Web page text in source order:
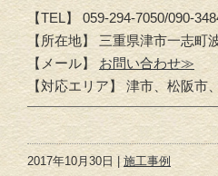
【TEL】 059-294-7050/090-
【所在地】 三重県津市一志町
【メール】 お問い合わせ≫
【対応エリア】 津市、松阪市
2017年10月30日 |施工事例